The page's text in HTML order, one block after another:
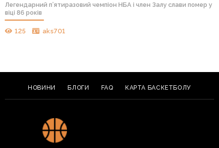
Легендарний п’ятиразовий чемпіон НБА і член Залу слави помер у
віці 86 років
125 aks701
НОВИНИ БЛОГИ FAQ КАРТА БАСКЕТБОЛУ